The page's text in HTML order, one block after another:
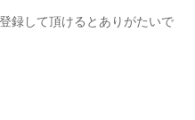
録して頂けるとありがたいで